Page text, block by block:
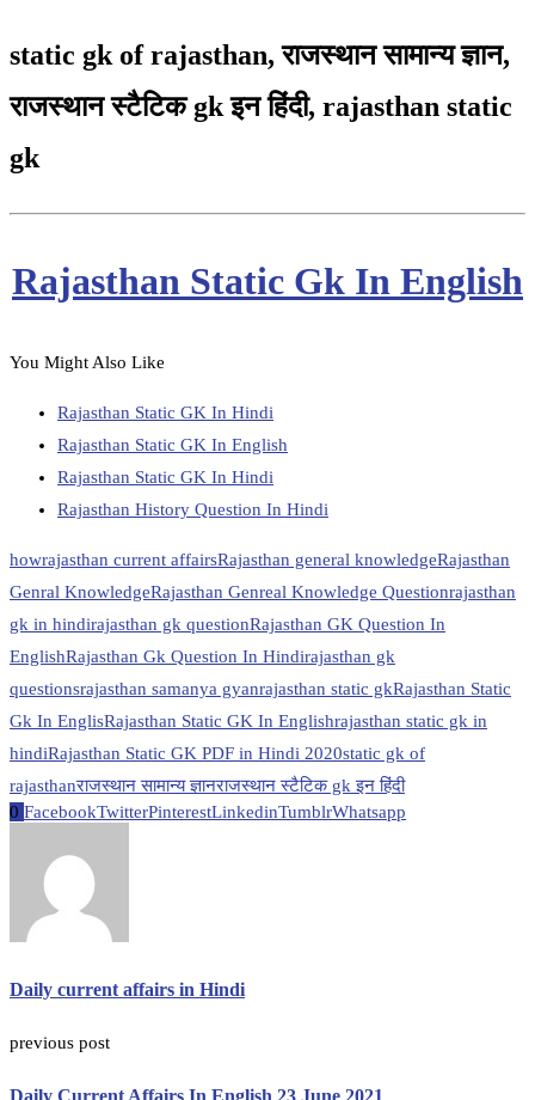
static gk of rajasthan,राजस्थान सामान्य ज्ञान,
राजस्थान स्टैटिक gk इन हिंदी, rajasthan static
gk
Rajasthan Static Gk In English
You Might Also Like
Rajasthan Static GK In Hindi
Rajasthan Static GK In English
Rajasthan Static GK In Hindi
Rajasthan History Question In Hindi
howrajasthan current affairsRajasthan general knowledgeRajasthan
Genral KnowledgeRajasthan Genreal Knowledge Questionrajasthan
gk in hindirajasthan gk questionRajasthan GK Question In
EnglishRajasthan Gk Question In Hindirajasthan gk
questionsrajasthan samanya gyanrajasthan static gkRajasthan Static
Gk In EnglisRajasthan Static GK In Englishrajasthan static gk in
hindiRajasthan Static GK PDF in Hindi 2020static gk of
rajasthanराजस्थान सामान्य ज्ञानराजस्थान स्टैटिक gk इन हिंदी
0 FacebookTwitterPinterestLinkedinTumblrWhatsapp
Daily current affairs in Hindi
previous post
Daily Current Affairs In English 23 June 2021